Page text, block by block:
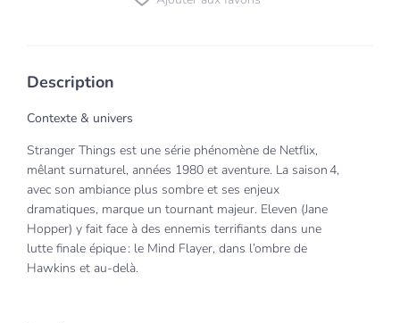
Description
Contexte & univers
Stranger Things est une série phénomène de Netflix,
mêlant surnaturel, années 1980 et aventure. La saison 4,
avec son ambiance plus sombre et ses enjeux
dramatiques, marque un tournant majeur. Eleven (Jane
Hopper) y fait face à des ennemis terrifiants dans une
lutte finale épique : le Mind Flayer, dans l’ombre de
Hawkins et au-delà.